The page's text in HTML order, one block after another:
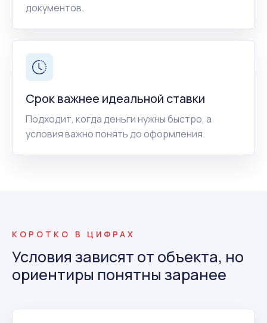
документов.
Срок важнее идеальной ставки
Подходит, когда деньги нужны быстро, а
условия важно понять до оформления.
КОРОТКО В ЦИФРАХ
Условия зависят от объекта, но
ориентиры понятны заранее